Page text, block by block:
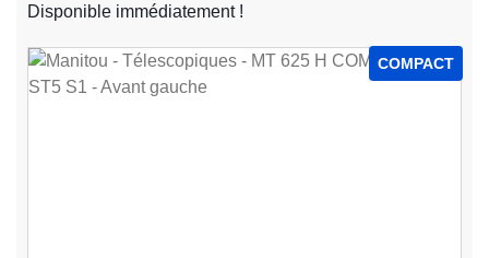
Disponible immédiatement !
COMPACT